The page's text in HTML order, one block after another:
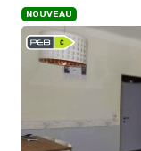
NOUVEAU